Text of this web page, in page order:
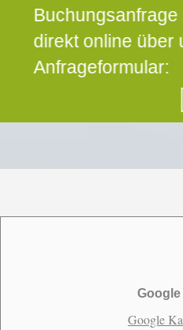
Buchungsanfrage
direkt online über
Anfrageformular:
Google
Google